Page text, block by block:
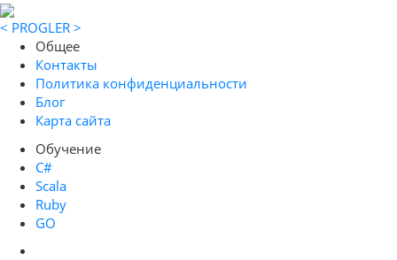
< PROGLER >
Общее
Контакты
Политика конфиденциальности
Блог
Карта сайта
Обучение
C#
Scala
Ruby
GO